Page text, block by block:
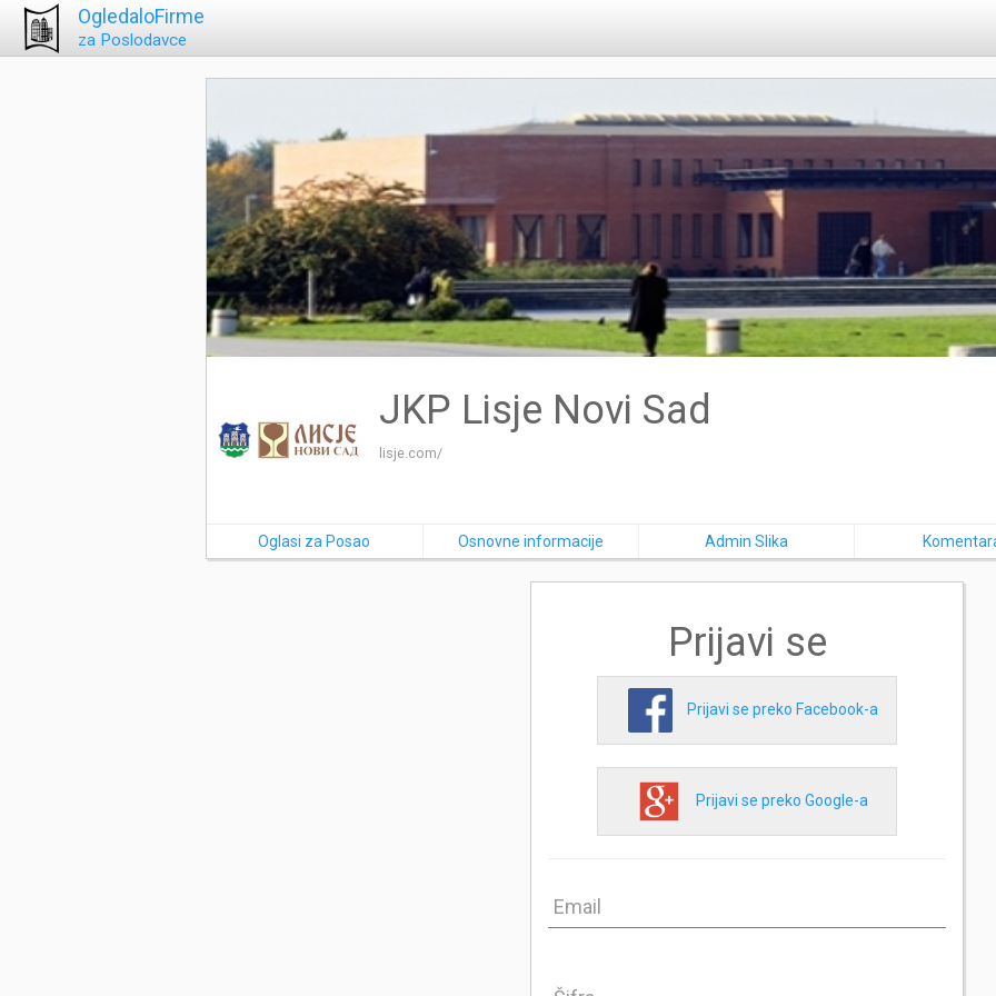
OgledaloFirme
za Poslodavce
JKP Lisje Novi Sad
lisje.com/
Oglasi za Posao Osnovne informacije Admin Slika
Prijavi se
Prijavi se preko Facebook-a
Prijavi se preko Google-a
Email